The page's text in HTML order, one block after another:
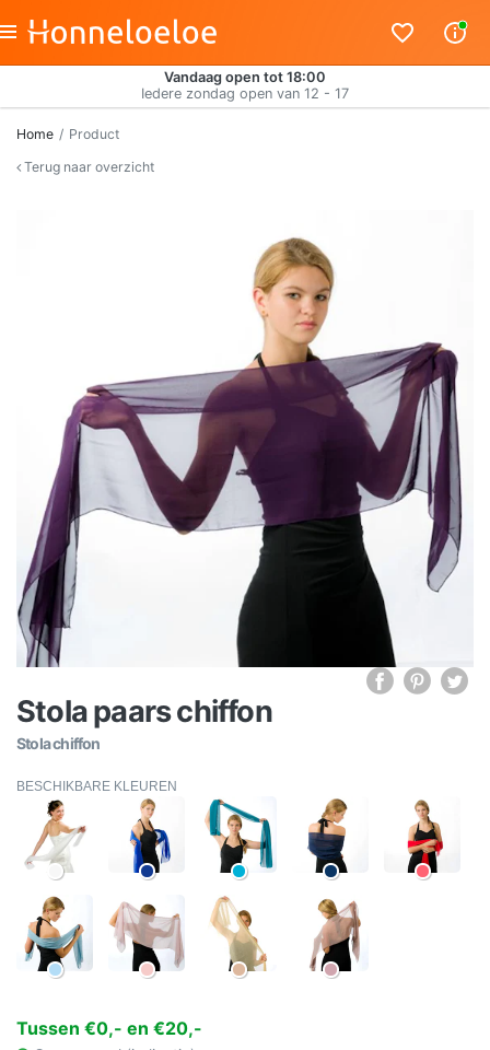
Vandaag open tot 18:00
Iedere zondag open van 12 - 17
Home
Product
Terug naar overzicht
Stola paars chiffon
Stola chiffon
BESCHIKBARE KLEUREN
Tussen €0,- en €20,-